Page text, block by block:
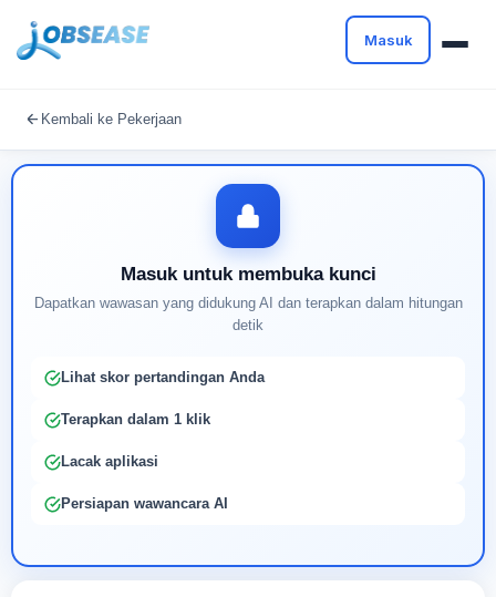
Masuk
Kembali ke Pekerjaan
Masuk untuk membuka kunci
Dapatkan wawasan yang didukung AI dan terapkan dalam hitungan
detik
Lihat skor pertandingan Anda
Terapkan dalam 1 klik
Lacak aplikasi
Persiapan wawancara AI
Buat profil Anda untuk membuka kunci pencocokan